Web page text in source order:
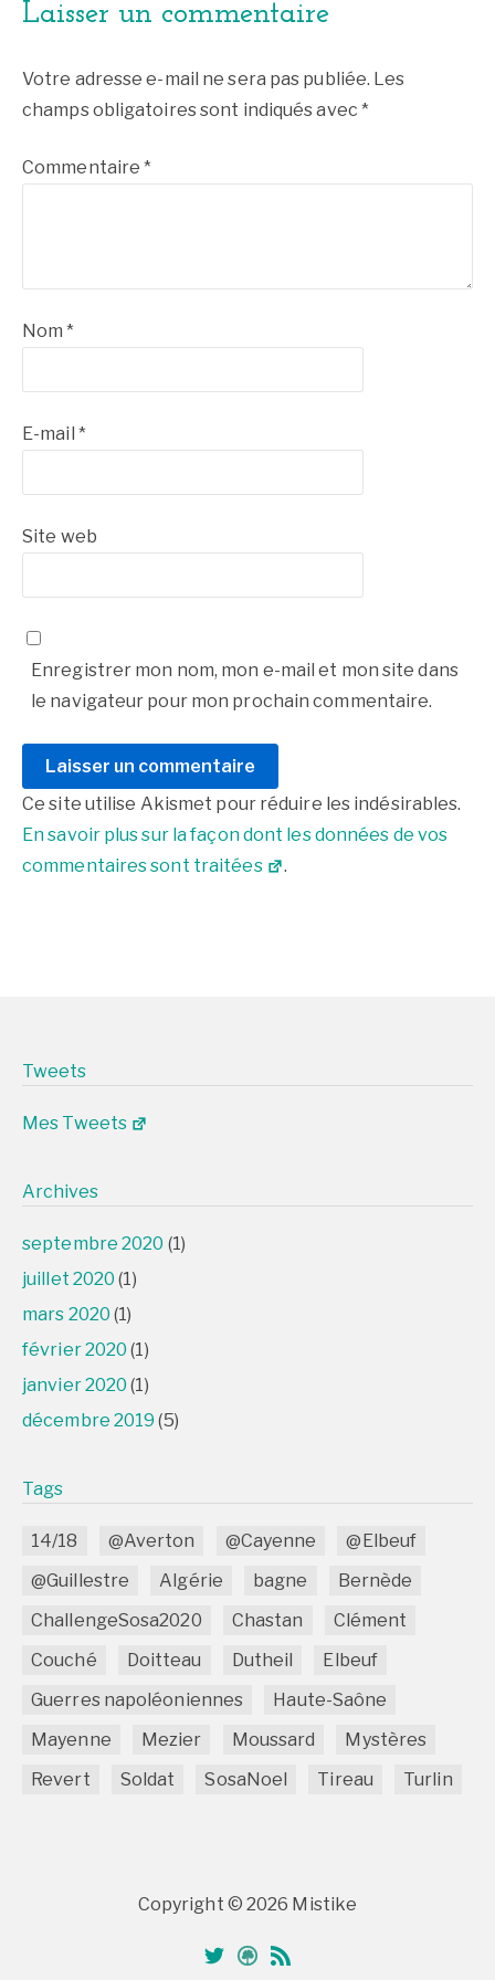
Laisser un commentaire
Votre adresse e-mail ne sera pas publiée. Les
champs obligatoires sont indiqués avec *
Commentaire*
Nom*
E-mail *
Site web
Enregistrer mon nom, mon e-mail et mon site dans
le navigateur pour mon prochain commentaire.
Ce site utilise Akismet pour réduire les indésirables.
En savoir plus sur la façon dont les données de vos
commentaires sont traitées
.
Tweets
Mes Tweets
Archives
septembre 2020 (1)
juillet 2020 (1)
mars 2020 (1)
février 2020 (1)
janvier 2020 (1)
décembre 2019 (5)
Tags
14/18 @Averton @Cayenne
@Elbeuf
@Guillestre
Algérie bagne
Bernède
ChallengeSosa2020
Chastan
Clément
Couché
Doitteau Dutheil
Elbeuf
Guerres napoléoniennes
Haute-Saône
Mayenne
Mezier Moussard
Mystères
Revert
Soldat SosaNoel Tireau Turlin
Copyright © 2026 Mistike
TwitterGénéanet